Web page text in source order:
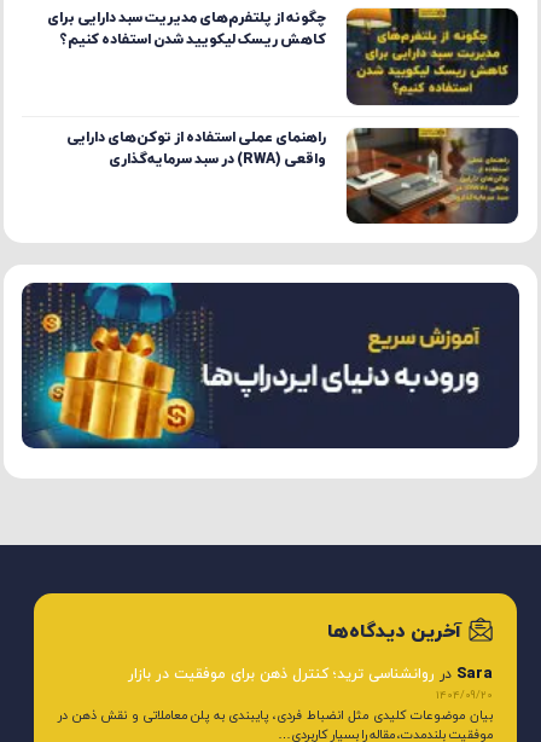
چگونه از پلتفرم‌های مدیریت سبد دارایی برای
کاهش ریسک لیکویید شدن استفاده کنیم؟
راهنمای عملی استفاده از توکن‌های دارایی
واقعی (RWA) در سبد سرمایه‌گذاری
آخرین دیدگاه‌ها
Sara در روانشناسی ترید؛ کنترل ذهن برای موفقیت در بازار
1404/09/20
بیان موضوعات کلیدی مثل انضباط فردی، پایبندی به پلن معاملاتی و نقش ذهن در
موفقیت بلندمدت، مقاله را بسیار کاربردی…